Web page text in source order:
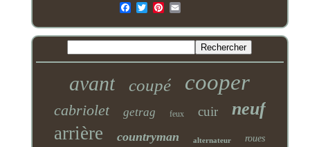
Email
avant coupé cooper
cabriolet getrag feux cuir neuf
arrière countryman alternateur roues